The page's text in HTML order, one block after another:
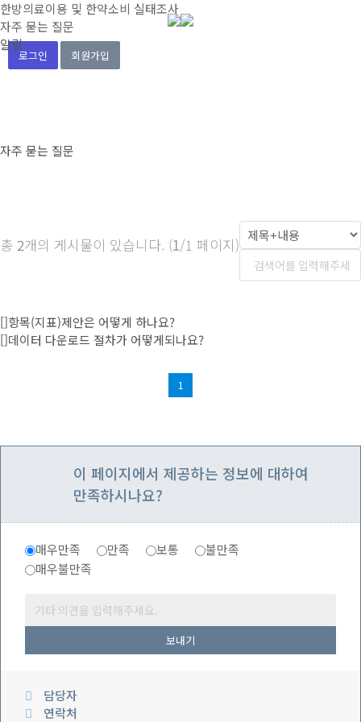
로그인 회원가입
한방의료이용 및 한약소비 실태조사
자주 묻는 질문
알림
자주 묻는 질문
총 2개의 게시물이 있습니다. (1/1 페이지)
[]항목(지표)제안은 어떻게 하나요?
[]데이터 다운로드 절차가 어떻게되나요?
1
이 페이지에서 제공하는 정보에 대하여
만족하시나요?
매우만족 만족 보통
불만족
매우불만족
보내기
담당자
연락처